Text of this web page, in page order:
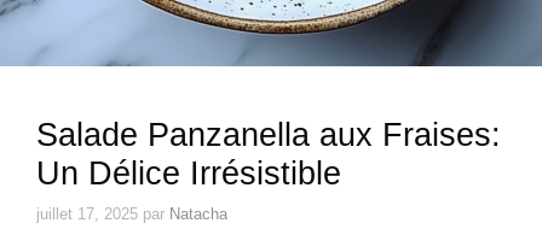
Salade Panzanella aux Fraises:
Un Délice Irrésistible
juillet 17, 2025 par Natacha